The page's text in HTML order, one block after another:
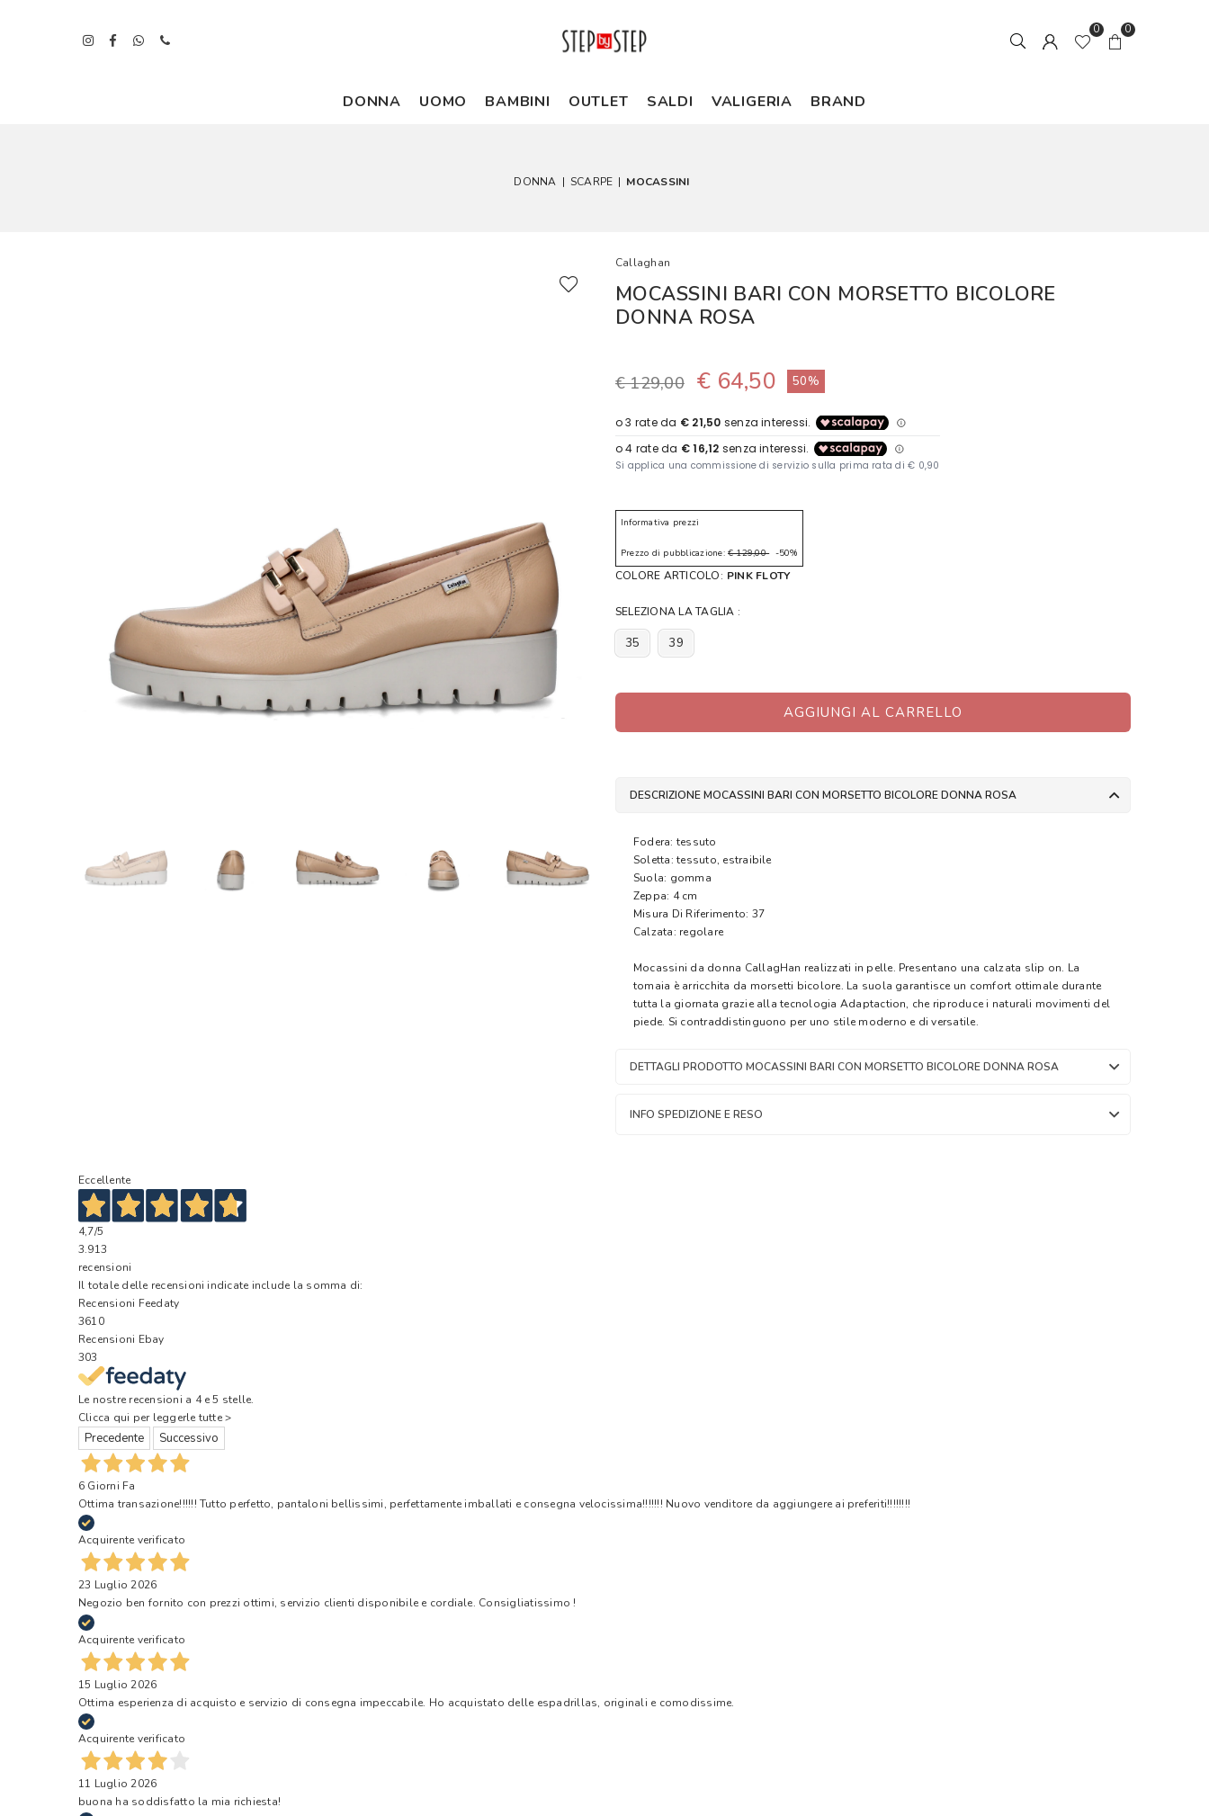
0 0
DONNA UOMO BAMBINI OUTLET SALDI VALIGERIA BRAND
DONNA | SCARPE | MOCASSINI
Callaghan
MOCASSINI BARI CON MORSETTO BICOLORE
DONNA ROSA
€ 129,00 € 64,50 50%
Informativa prezzi
Prezzo di pubblicazione: € 129,00-50%
COLORE ARTICOLO: PINK FLOTY
SELEZIONA LA TAGLIA :
35 39
AGGIUNGI AL CARRELLO
DESCRIZIONE MOCASSINI BARI CON MORSETTO BICOLORE DONNA ROSA
Fodera: tessuto
Soletta: tessuto, estraibile
Suola: gomma
Zeppa: 4 cm
Misura Di Riferimento: 37
Calzata: regolare
Mocassini da donna CallagHan realizzati in pelle. Presentano una calzata slip on. La
tomaia è arricchita da morsetti bicolore. La suola garantisce un comfort ottimale durante
tutta la giornata grazie alla tecnologia Adaptaction, che riproduce i naturali movimenti del
piede. Si contraddistinguono per uno stile moderno e di versatile.
DETTAGLI PRODOTTO MOCASSINI BARI CON MORSETTO BICOLORE DONNA ROSA
INFO SPEDIZIONE E RESO
Eccellente
4,7/5
3.913
recensioni
Il totale delle recensioni indicate include la somma di:
Recensioni Feedaty
3610
Recensioni Ebay
303
Le nostre recensioni a 4 e 5 stelle.
Clicca qui per leggerle tutte >
Precedente Successivo
6 Giorni Fa
Ottima transazione!!!!!! Tutto perfetto, pantaloni bellissimi, perfettamente imballati e consegna velocissima!!!!!!! Nuovo venditore da aggiungere ai preferiti!!!!!!!!
Acquirente verificato
23 Luglio 2026
Negozio ben fornito con prezzi ottimi, servizio clienti disponibile e cordiale. Consigliatissimo !
Acquirente verificato
15 Luglio 2026
Ottima esperienza di acquisto e servizio di consegna impeccabile. Ho acquistato delle espadrillas, originali e comodissime.
Acquirente verificato
11 Luglio 2026
buona ha soddisfatto la mia richiesta!